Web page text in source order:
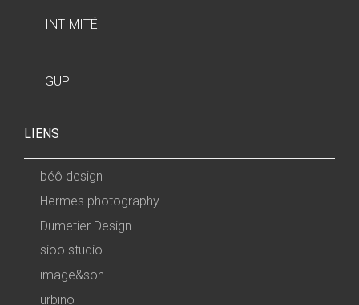
INTIMITÉ
GUP
LIENS
béô design
Hermes photography
Dumetier Design
sioo studio
image&son
urbino